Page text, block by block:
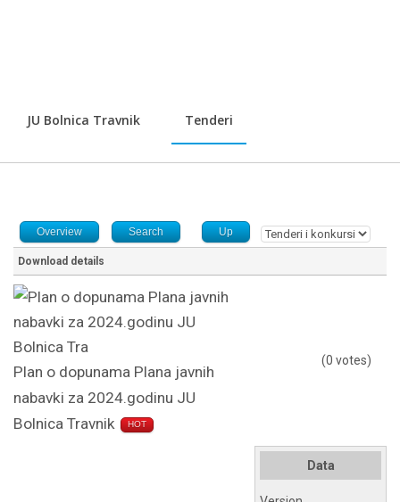
JU Bolnica Travnik Tenderi
Overview Search Up
Download details
Plan o dopunama Plana javnih
nabavki za 2024.godinu JU
Bolnica Travnik
HOT
(0 votes)
Data